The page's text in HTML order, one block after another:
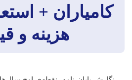
کامیاران +
هزینه و